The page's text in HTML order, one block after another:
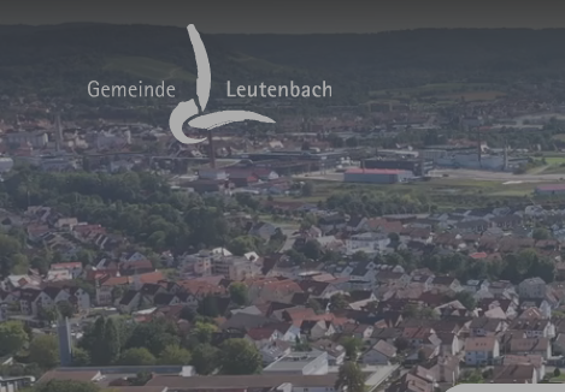
Zum Hauptinhalt springen